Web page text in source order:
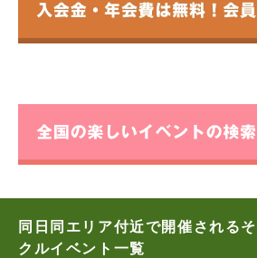
同日同エリア付近で開催される
クルイベント一覧